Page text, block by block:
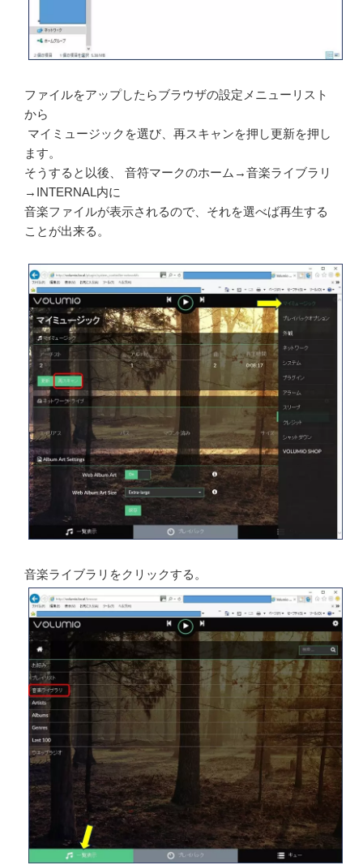
ファイルをアップしたらブラウザの設定メニューリスト
から
マイミュージックを選び、再スキャンを押し更新を押し
ます。
そうすると以後、 音符マークのホーム→音楽ライブラリ
→INTERNAL内に
音楽ファイルが表示されるので、それを選べば再生する
ことが出来る。
音楽ライブラリをクリックする。